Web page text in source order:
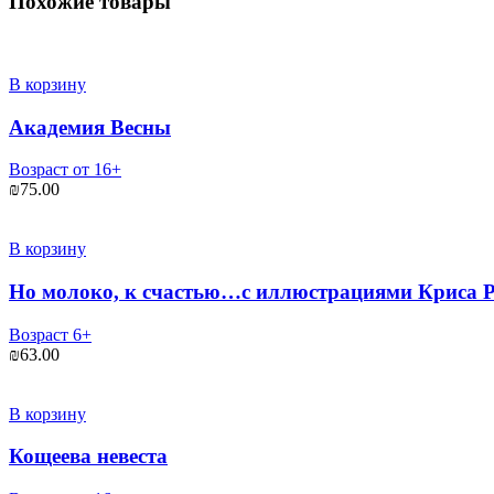
В корзину
Академия Весны
Возраст от 16+
₪75.00
В корзину
Но молоко, к счастью…с иллюстрациями Криса
Возраст 6+
₪63.00
В корзину
Кощеева невеста